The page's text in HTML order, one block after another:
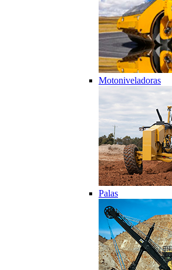
Motoniveladoras
Palas